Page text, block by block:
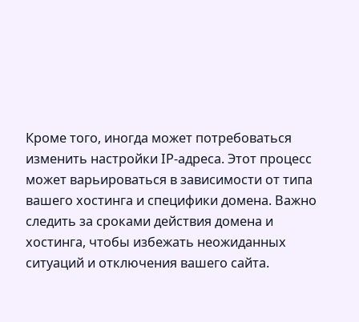
Кроме того, иногда может потребоваться
изменить настройки IP-адреса. Этот процесс
может варьироваться в зависимости от типа
вашего хостинга и специфики домена. Важно
следить за сроками действия домена и
хостинга, чтобы избежать неожиданных
ситуаций и отключения вашего сайта.